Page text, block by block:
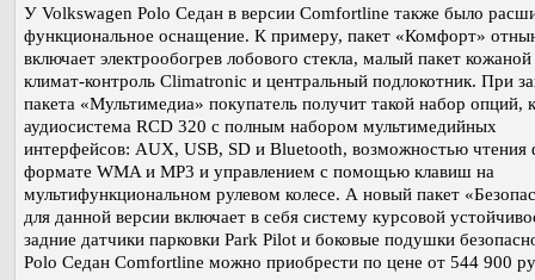
У Volkswagen Polo Седан в версии Comfortline также было
функциональное оснащение. К примеру, пакет «Комфорт»
включает электрообогрев лобового стекла, малый пакет
климат-контроль Climatronic и центральный подлокотник. При
пакета «Мультимедиа» покупатель получит такой набор опций,
аудиосистема RCD 320 с полным набором мультимедийных
интерфейсов: AUX, USB, SD и Bluetooth, возможностью чтения
формате WMA и MP3 и управлением с помощью клавиш на
мультифункциональном рулевом колесе. А новый пакет
для данной версии включает в себя систему курсовой
задние датчики парковки Park Pilot и боковые подушки
Polo Седан Comfortline можно приобрести по цене от 544 900